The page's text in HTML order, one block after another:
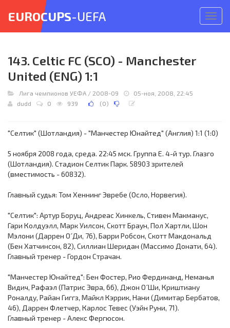
меню
EUROCUPS-UEFA
143. Celtic FC (SCO) - Manchester
United (ENG) 1:1
Лига чемпионов УЕФА / 2008-09
05-ноя, 2008, 22:45
dudd
0 939 (0)
"Селтик" (Шотландия) - "Манчестер Юнайтед" (Англия) 1:1 (1:0)
5 ноября 2008 года, среда. 22:45 мск. Группа E. 4-й тур. Глазго
(Шотландия). Стадион Селтик Парк. 58903 зрителей
(вместимость - 60832).
Главный судья: Том Хеннинг Эвребе (Осло, Норвегия).
"Селтик": Артур Боруц, Андреас Хинкель, Стивен Макманус,
Гари Колдуэлл, Марк Уилсон, Скотт Браун, Пол Хартли, Шон
Мэлони (Даррен О´Ди, 76), Барри Робсон, Скотт Макдональд
(Бен Хатчинсон, 82), Силлиан Шеридан (Массимо Донати, 64).
Главный тренер - Гордон Страчан.
"Манчестер Юнайтед": Бен Фостер, Рио Фердинанд, Неманья
Видич, Рафаэл (Патрис Эвра, 66), Джон О´Ши, Криштиану
Роналду, Райан Гиггз, Майкл Кэррик, Нани (Димитар Бербатов,
46), Даррен Флетчер, Карлос Тевес (Уэйн Руни, 71).
Главный тренер - Алекс Фергюсон.